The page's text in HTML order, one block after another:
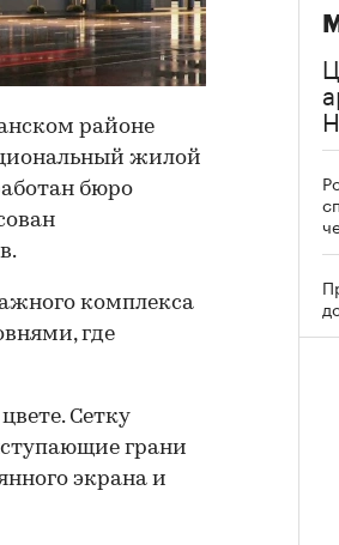
районе
жилой
бюро
комплекса
где
Сетку
грани
экрана и